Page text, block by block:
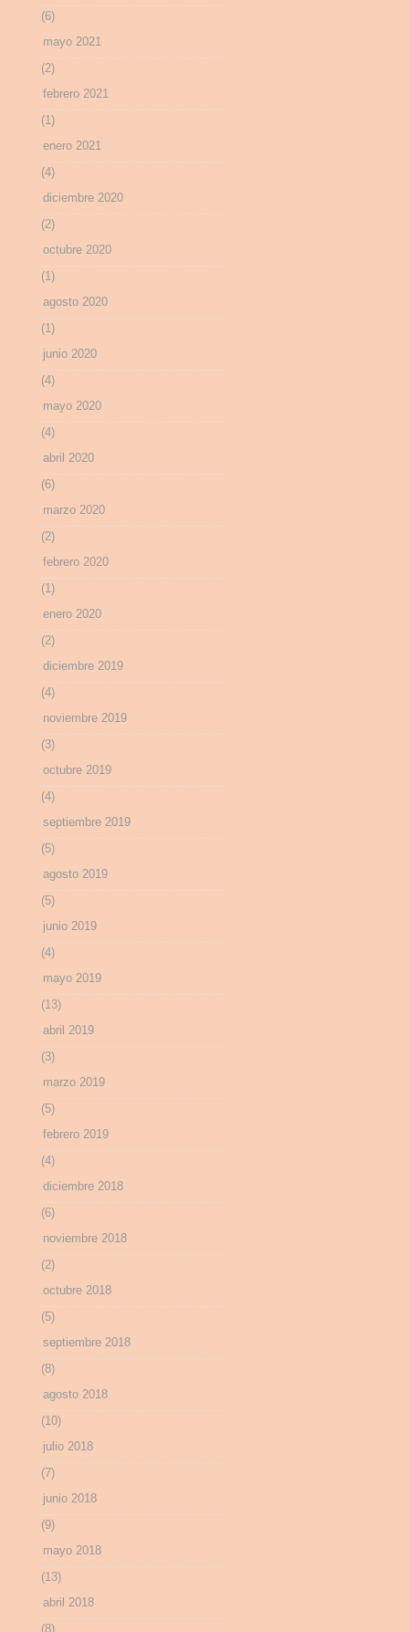
(6)
mayo 2021
(2)
febrero 2021
(1)
enero 2021
(4)
diciembre 2020
(2)
octubre 2020
(1)
agosto 2020
(1)
junio 2020
(4)
mayo 2020
(4)
abril 2020
(6)
marzo 2020
(2)
febrero 2020
(1)
enero 2020
(2)
diciembre 2019
(4)
noviembre 2019
(3)
octubre 2019
(4)
septiembre 2019
(5)
agosto 2019
(5)
junio 2019
(4)
mayo 2019
(13)
abril 2019
(3)
marzo 2019
(5)
febrero 2019
(4)
diciembre 2018
(6)
noviembre 2018
(2)
octubre 2018
(5)
septiembre 2018
(8)
agosto 2018
(10)
julio 2018
(7)
junio 2018
(9)
mayo 2018
(13)
abril 2018
(8)